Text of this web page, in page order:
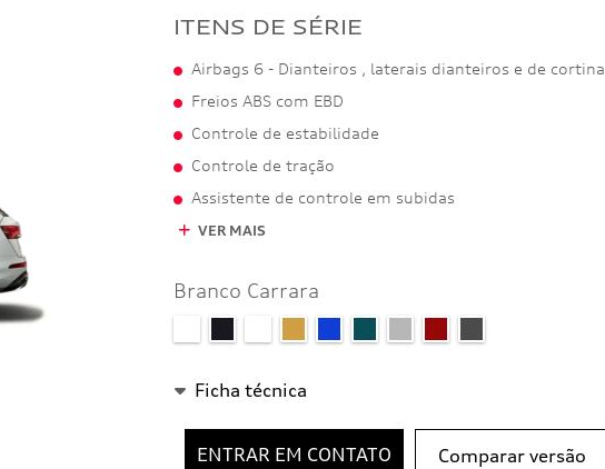
ITENS DE SÉRIE
Airbags 6 - Dianteiros , laterais dianteiros e de cortina
Freios ABS com EBD
Controle de estabilidade
Controle de tração
Assistente de controle em subidas
VER MAIS
Branco Carrara
Ficha técnica
ENTRAR EM CONTATO Comparar versão